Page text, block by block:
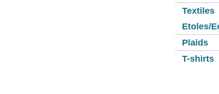
Textiles
Etoles/
Plaids
T-shirts